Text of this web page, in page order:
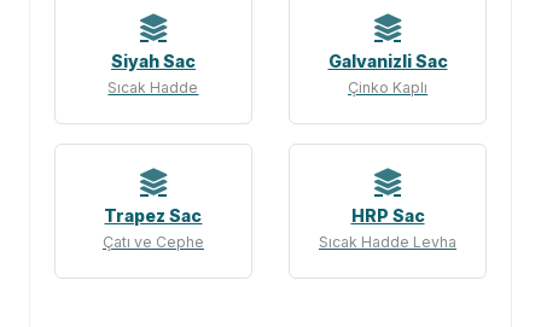
Siyah Sac
Sıcak Hadde
Galvanizli Sac
Çinko Kaplı
Trapez Sac
Çatı ve Cephe
HRP Sac
Sıcak Hadde Levha